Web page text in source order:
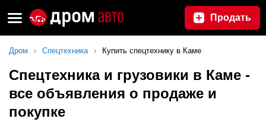
Продать
Дром Спецтехника Купить спецтехнику в Каме
Спецтехника и грузовики в Каме -
все объявления о продаже и
покупке